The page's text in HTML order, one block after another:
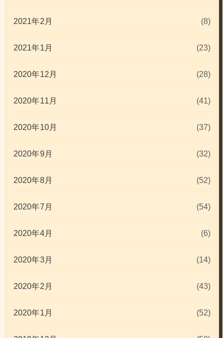
2021年2月 (8)
2021年1月 (23)
2020年12月 (28)
2020年11月 (41)
2020年10月 (37)
2020年9月 (32)
2020年8月 (52)
2020年7月 (54)
2020年4月 (6)
2020年3月 (14)
2020年2月 (43)
2020年1月 (52)